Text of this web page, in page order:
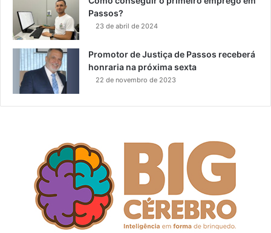
Passos?
23 de abril de 2024
Promotor de Justiça de Passos receberá
honraria na próxima sexta
22 de novembro de 2023